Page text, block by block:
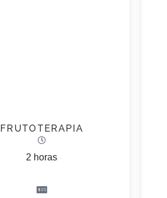
FRUTOTERAPIA
2 horas